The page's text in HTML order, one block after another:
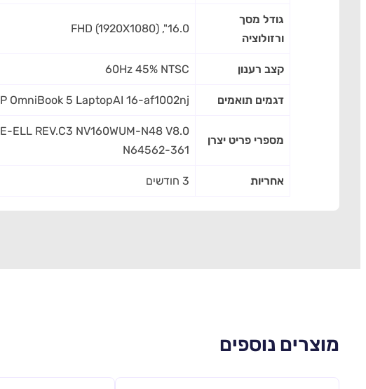
גודל מסך
ורזולוציה
16.0", FHD (1920X1080)
קצב רענון 60Hz 45% NTSC
דגמים תואמים OmniBook 5 LaptopAI 16-af1002nj
מספרי פריט יצרן
ELL REV.C3 NV160WUM-N48 V8.0
N64562-361
אחריות 3 חודשים
מוצרים נוספים